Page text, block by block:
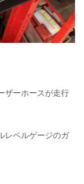
ザーホースが走行
レベルゲージのガ